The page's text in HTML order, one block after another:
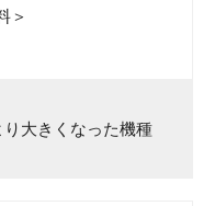
＞
大きくなった機種